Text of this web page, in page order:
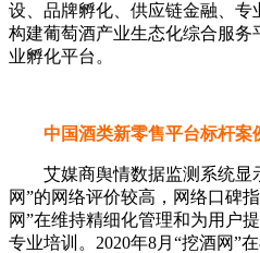
设、品牌孵化、供应链金融、专
构建葡萄酒产业生态化综合服
业孵化平台。
中国酒类新零售平台标杆
艾媒商舆情数据监测系统显
网”的网络评价较高，网络口碑
网”在维持精细化管理和为用户
专业培训。2020年8月“挖酒网”